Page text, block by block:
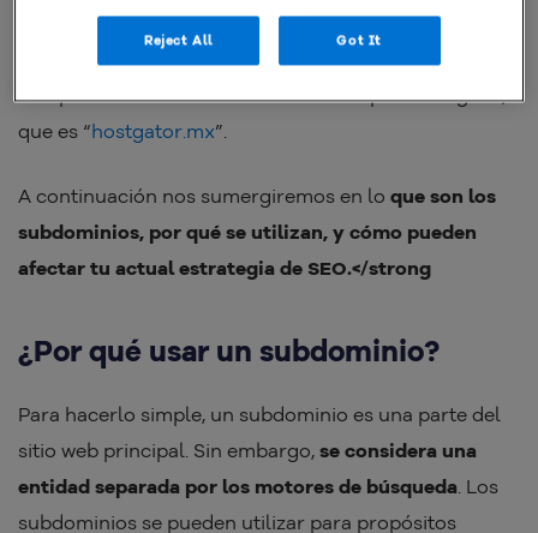
forma parte del dominio de nivel superior original.
Piensa en algo como “
soporte.hostgator.mx
comparado con el dominio de nivel superior original,
que es “hostgator.mx”.
A continuación nos sumergiremos en lo que son los
subdominios, por qué se utilizan, y cómo pueden
afectar tu actual estrategia de SEO.</strong
¿Por qué usar un subdominio?
Para hacerlo simple, un subdominio es una parte del
sitio web principal. Sin embargo, se considera una
entidad separada por los motores de búsqueda . Los
subdominios se pueden utilizar para propósitos
Reject All Got It